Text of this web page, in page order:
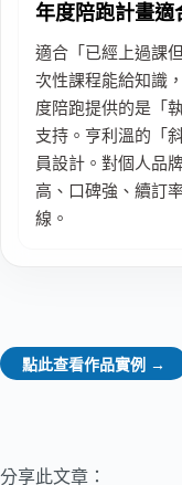
年度陪跑計畫適
適合「已經上過課
次性課程能給知識
度陪跑提供的是「
支持。亨利溫的「
員設計。對個人品
高、口碑強、續訂
線。
點此查看作品實例 →
分享此文章：